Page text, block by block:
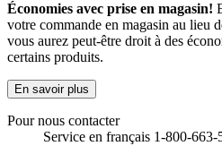
Économies avec prise en magasin!
votre commande en magasin au lieu
vous aurez peut-être droit à des
certains produits.
En savoir plus
Pour nous contacter
Service en français 1-800-663-